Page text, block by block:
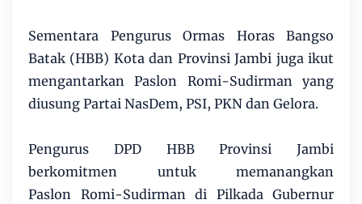
Sementara Pengurus Ormas Horas Bangso
Batak (HBB) Kota dan Provinsi Jambi juga ikut
mengantarkan Paslon Romi-Sudirman yang
diusung Partai NasDem, PSI, PKN dan Gelora.
Pengurus DPD HBB Provinsi Jambi
berkomitmen untuk memanangkan
Paslon Romi-Sudirman di Pilkada Gubernur